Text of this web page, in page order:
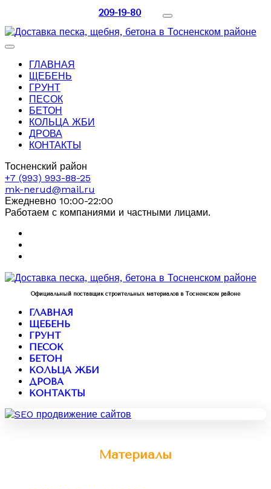
209-19-80
ГЛАВНАЯ
ЩЕБЕНЬ
ГРУНТ
ПЕСОК
БЕТОН
КОЛЬЦА ЖБИ
ДРОВА
КОНТАКТЫ
Тосненский район
+7 (993) 993-88-25
mk-nerud@mail.ru
Ежедневно 10:00-22:00
Работаем с компаниями и частными лицами.
Официальный поставщик строительных материалов в Тосненском районе
ГЛАВНАЯ
ЩЕБЕНЬ
ГРУНТ
ПЕСОК
БЕТОН
КОЛЬЦА ЖБИ
ДРОВА
КОНТАКТЫ
Материалы